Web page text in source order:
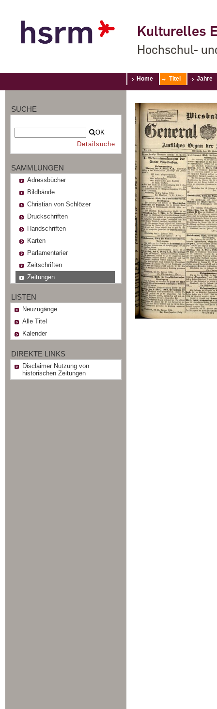
Kulturelles
Hochschul-
Home Titel Jahre
SUCHE
OK
Detailsuche
SAMMLUNGEN
Adressbücher
Bildbände
Christian von Schlözer
Druckschriften
Handschriften
Karten
Parlamentarier
Zeitschriften
Zeitungen
LISTEN
Neuzugänge
Alle Titel
Kalender
DIREKTE LINKS
Disclaimer Nutzung von
historischen Zeitungen